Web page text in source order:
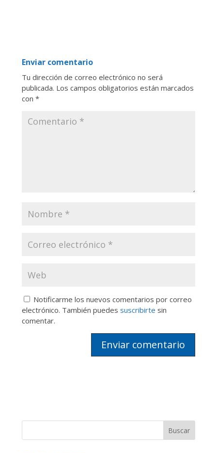
Enviar comentario
Tu dirección de correo electrónico no será
publicada. Los campos obligatorios están marcados
con *
Notificarme los nuevos comentarios por correo
electrónico. También puedes suscribirte sin
comentar.